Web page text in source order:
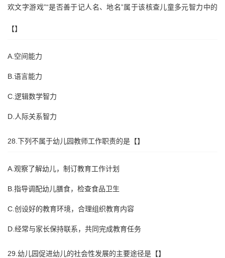
欢文字游戏”“是否善于记人名、地名”属于该核查儿童多元智力中的
【】
A.空间能力
B.语言能力
C.逻辑数学智力
D.人际关系智力
28.下列不属于幼儿园教师工作职责的是【】
A.观察了解幼儿，制订教育工作计划
B.指导调配幼儿膳食，检查食品卫生
C.创设好的教育环境，合理组织教育内容
D.经常与家长保持联系，共同完成教育任务
29.幼儿园促进幼儿的社会性发展的主要途径是【】